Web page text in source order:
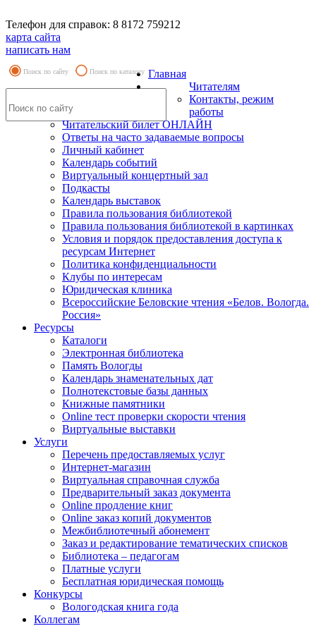
Телефон для справок: 8 8172 759212
карта сайта
написать нам
Поиск по сайту Поиск по каталогу Главная
Читателям
Контакты, режим
работы
Читательский билет ОНЛАЙН
Ответы на часто задаваемые вопросы
Личный кабинет
Календарь событий
Виртуальный концертный зал
Подкасты
Календарь выставок
Правила пользования библиотекой
Правила пользования библиотекой в картинках
Условия и порядок предоставления доступа к
ресурсам Интернет
Политика конфиденциальности
Клубы по интересам
Юридическая клиника
Всероссийские Беловские чтения «Белов. Вологда.
Россия»
Ресурсы
Каталоги
Электронная библиотека
Память Вологды
Календарь знаменательных дат
Полнотекстовые базы данных
Книжные памятники
Online тест проверки скорости чтения
Виртуальные выставки
Услуги
Перечень предоставляемых услуг
Интернет-магазин
Виртуальная справочная служба
Предварительный заказ документа
Online продление книг
Online заказ копий документов
Межбиблиотечный абонемент
Заказ и редактирование тематических списков
Библиотека – педагогам
Платные услуги
Бесплатная юридическая помощь
Конкурсы
Вологодская книга года
Коллегам